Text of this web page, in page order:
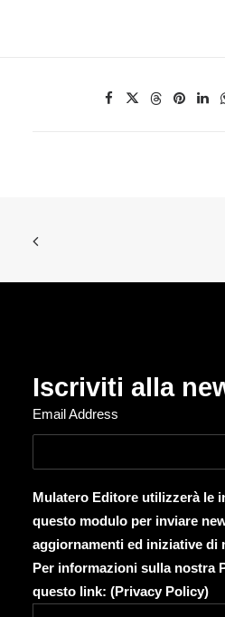
Iscriviti alla
Email Address
Mulatero Editore utilizzerà le
questo modulo per inviare
aggiornamenti ed iniziative di
Per informazioni sulla nostra
questo link: (Privacy Policy)